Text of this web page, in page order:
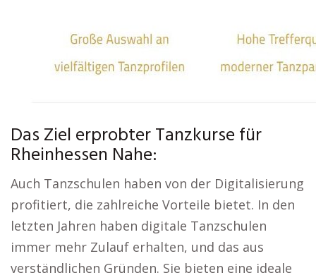
Das Ziel erprobter Tanzkurse für
Rheinhessen Nahe:
Auch Tanzschulen haben von der Digitalisierung
profitiert, die zahlreiche Vorteile bietet. In den
letzten Jahren haben digitale Tanzschulen
immer mehr Zulauf erhalten, und das aus
verständlichen Gründen. Sie bieten eine ideale